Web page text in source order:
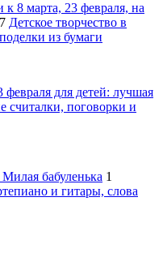
8 марта, 23 февраля, на
7 Детское творчество в
из бумаги
для детей: лучшая
считалки, поговорки и
бабуленька 1
и гитары, слова